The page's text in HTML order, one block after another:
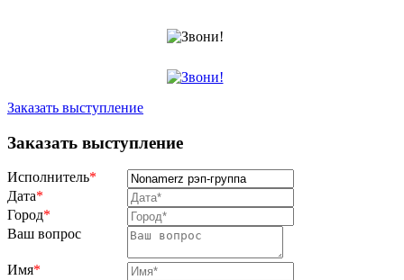
Заказать выступление
Заказать выступление
Исполнитель*
Дата*
Город*
Ваш вопрос
Имя*